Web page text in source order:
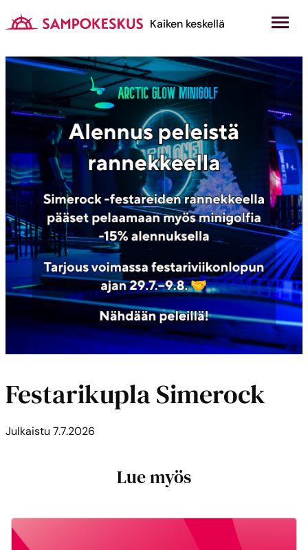
sisältöön
Kauppakeskus Sampokeskus
Kaiken keskellä
Festarikupla Simerock
Julkaistu 7.7.2026
Lue myös